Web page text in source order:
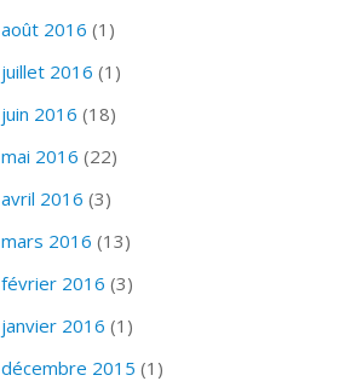
août 2016 (1)
juillet 2016 (1)
juin 2016 (18)
mai 2016 (22)
avril 2016 (3)
mars 2016 (13)
février 2016 (3)
janvier 2016 (1)
décembre 2015 (1)